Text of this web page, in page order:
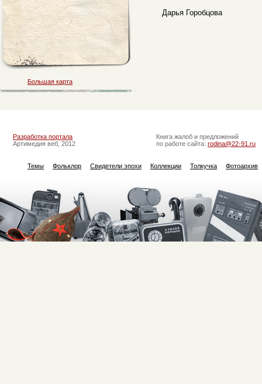
Дарья Горобцова
Большая карта
Разработка портала
Артимедия веб, 2012
Книга жалоб и предложений
по работе сайта: rodina@22-91.ru
Темы Фольклор Свидетели эпохи Коллекции Толкучка Фотоархив